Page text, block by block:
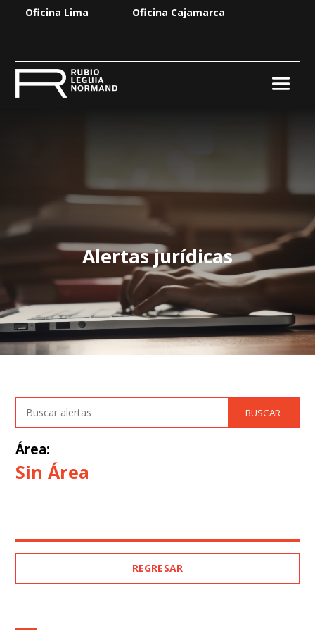
Oficina Lima Oficina Cajamarca
Alertas jurídicas
Área:
Sin Área
REGRESAR